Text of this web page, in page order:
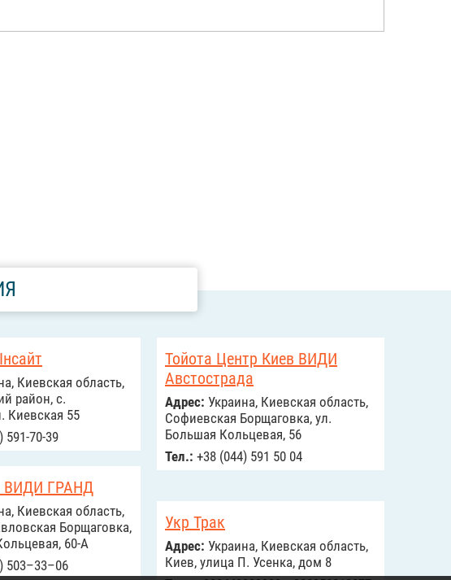
Киевская область,
район, с.
Киевская 55
591-70-39
Тойота Центр Киев ВИДИ
Австострада
Адрес: Украина, Киевская область,
Софиевская Борщаговка, ул.
Большая Кольцевая, 56
Тел.: +38 (044) 591 50 04
ВИДИ ГРАНД
Киевская область,
Борщаговка,
60-А
503–33–06
Укр Трак
Адрес: Украина, Киевская область,
Киев, улица П. Усенка, дом 8